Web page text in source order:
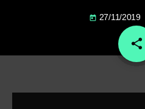
today 27/11/2019
share
email